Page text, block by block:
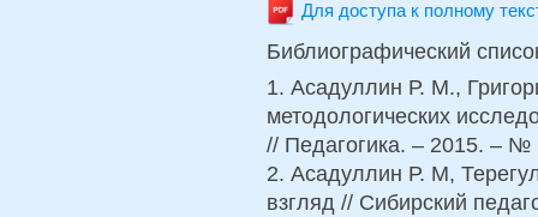
Для доступа к полному
Библиографический
1. Асадуллин Р. М.,
методологических
// Педагогика. – 2015. –
2. Асадуллин Р. М,
взгляд // Сибирский